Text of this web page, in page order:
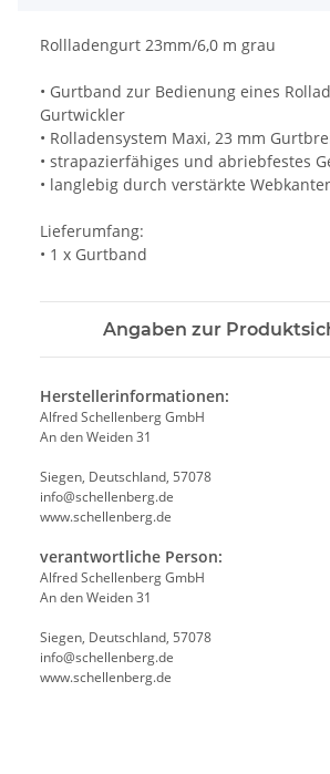
Rollladengurt 23mm/6,0 m grau
• Gurtband zur Bedienung eines
Gurtwickler
• Rolladensystem Maxi, 23 mm
• strapazierfähiges und abriebfestes
• langlebig durch verstärkte
Lieferumfang:
• 1 x Gurtband
Angaben zur
Herstellerinformationen:
Alfred Schellenberg GmbH
An den Weiden 31
Siegen, Deutschland, 57078
info@schellenberg.de
www.schellenberg.de
verantwortliche Person:
Alfred Schellenberg GmbH
An den Weiden 31
Siegen, Deutschland, 57078
info@schellenberg.de
www.schellenberg.de